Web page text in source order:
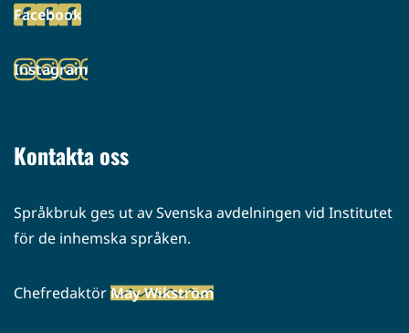
palveluun)
Facebook
(siirryt
palveluun)
Instagram
(siirryt
Kontakta oss
Språkbruk ges ut av Svenska avdelningen vid Institutet
för de inhemska språken.
ChefredaktörMay Wikström